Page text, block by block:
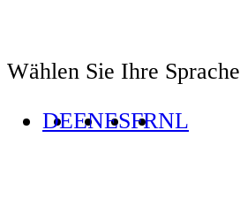
Wählen Sie Ihre Sprache
DEENESFRNL